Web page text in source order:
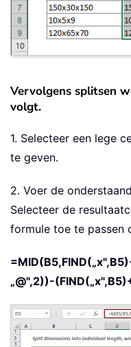
Vervolgens splitsen
volgt.
1. Selecteer een lege
te geven.
2. Voer de
Selecteer de
formule toe te passen
„@",2))-